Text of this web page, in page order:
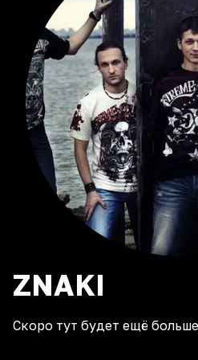
ZNAKI
Скоро тут будет ещё